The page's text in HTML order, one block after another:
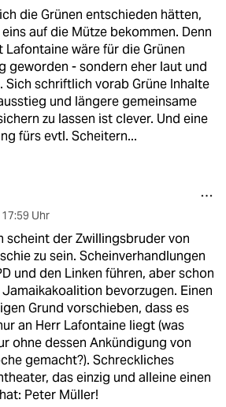
die Grünen entschieden hätten,
auf die Mütze bekommen. Denn
wäre für die Grünen
geworden - sondern eher laut und
Sich schriftlich vorab Grüne Inhalte
und längere gemeinsame
zu lassen ist clever. Und eine
fürs evtl. Scheitern...
17:59 Uhr
scheint der Zwillingsbruder von
zu sein. Scheinverhandlungen
und den Linken führen, aber schon
bevorzugen. Einen
Grund vorschieben, dass es
an Herr Lafontaine liegt (was
ohne dessen Ankündigung von
gemacht?). Schreckliches
das einzig und alleine einen
Peter Müller!